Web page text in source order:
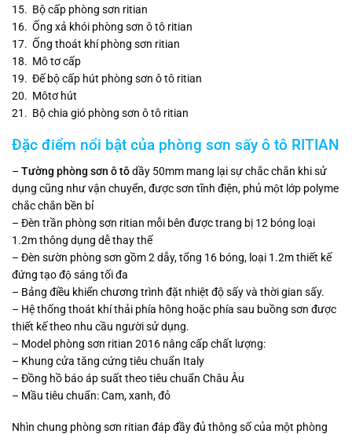
15. Bộ cấp phòng sơn ritian
16. Ống xả khói phòng sơn ô tô ritian
17. Ống thoát khí phòng sơn ritian
18. Mô tơ cấp
19. Đế bộ cấp hút phòng sơn ô tô ritian
20. Môtơ hút
21. Bộ chia gió phòng sơn ô tô ritian
Đặc điểm nổi bật của phòng sơn sấy ô tô RITIAN
– Tường phòng sơn ô tôdầy 50mm mang lại sự chắc chắn khi sử
dụng cũng như vận chuyển, được sơn tĩnh điện, phủ một lớp polyme
chắc chắn bền bỉ
– Đèn trần phòng sơn ritian mỗi bên được trang bị 12 bóng loại
1.2m thông dụng dễ thay thế
– Đèn sườn phòng sơn gồm 2 dẫy, tổng 16 bóng, loại 1.2m thiết kế
đứng tạo độ sáng tối đa
– Bảng điều khiển chương trình đặt nhiệt độ sấy và thời gian sấy.
– Hệ thống thoát khí thải phía hông hoặc phía sau buồng sơn được
thiết kế theo nhu cầu người sử dụng.
– Model phòng sơn ritian 2016 nâng cấp chất lượng:
– Khung cửa tăng cứng tiêu chuẩn Italy
– Đồng hồ báo áp suất theo tiêu chuẩn Châu Âu
– Mầu tiêu chuẩn: Cam, xanh, đỏ
Nhìn chung phòng sơn ritian đáp đầy đủ thông số của một phòng